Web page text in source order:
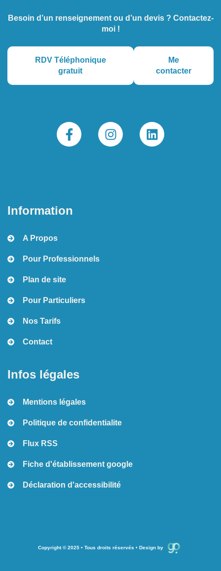
Besoin d’un renseignement ou d’un devis ? Contactez-
moi !
RDV Téléphonique
gratuit
Me
contacter
Information
A Propos
Pour Professionnels
Plan de site
Pour Particuliers
Nos Tarifs
Contact
Infos légales
Mentions légales
Politique de confidentialite
Flux RSS
Fiche d'établissement google
Déclaration d'accessibilité
Copyright © 2025 • Tous droits réservés • Design by